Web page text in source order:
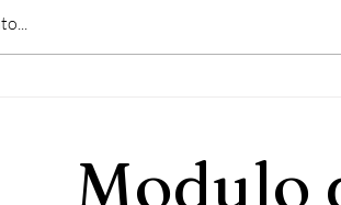
Modulo